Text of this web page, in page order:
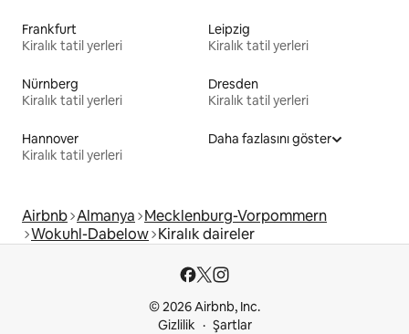
Frankfurt
Kiralık tatil yerleri
Leipzig
Kiralık tatil yerleri
Nürnberg
Kiralık tatil yerleri
Dresden
Kiralık tatil yerleri
Hannover
Kiralık tatil yerleri
Daha fazlasını göster
Airbnb Almanya Mecklenburg-Vorpommern
Wokuhl-Dabelow Kiralık daireler
© 2026 Airbnb, Inc.
Gizlilik
Şartlar